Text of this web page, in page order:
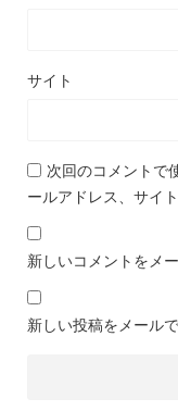
サイト
次回のコメントで
ールアドレス、サイ
新しいコメントをメ
新しい投稿をメール